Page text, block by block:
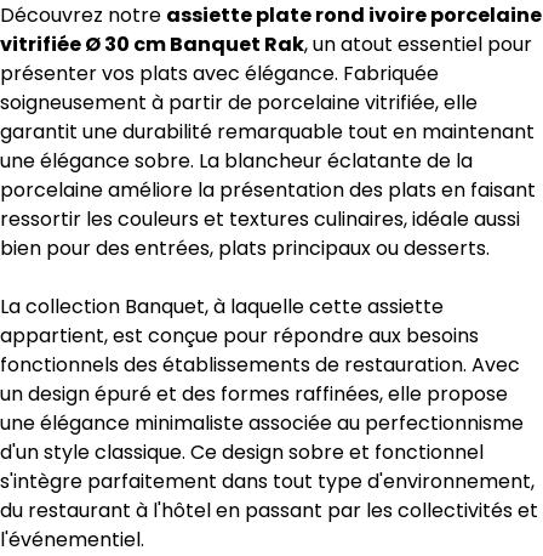
Découvrez notre assiette plate rond ivoire porcelaine
vitrifiée Ø 30 cm Banquet Rak, un atout essentiel pour
présenter vos plats avec élégance. Fabriquée
soigneusement à partir de porcelaine vitrifiée, elle
garantit une durabilité remarquable tout en maintenant
une élégance sobre. La blancheur éclatante de la
porcelaine améliore la présentation des plats en faisant
ressortir les couleurs et textures culinaires, idéale aussi
bien pour des entrées, plats principaux ou desserts.
La collection Banquet, à laquelle cette assiette
appartient, est conçue pour répondre aux besoins
fonctionnels des établissements de restauration. Avec
un design épuré et des formes raffinées, elle propose
une élégance minimaliste associée au perfectionnisme
d'un style classique. Ce design sobre et fonctionnel
s'intègre parfaitement dans tout type d'environnement,
du restaurant à l'hôtel en passant par les collectivités et
l'événementiel.